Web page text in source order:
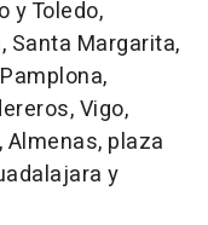
y Toledo,
Santa Margarita,
Vigo,
plaza
y